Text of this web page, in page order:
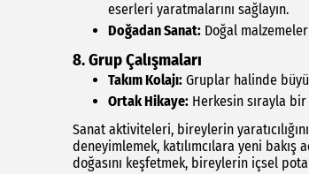
eserleri yaratmalarını sağlayın.
Doğadan Sanat: Doğal
8. Grup Çalışmaları
Takım Kolajı: Gruplar halinde
Ortak Hikaye: Herkesin sırayla
Sanat aktiviteleri, bireylerin
deneyimlemek, katılımcılara yeni bakış
doğasını keşfetmek, bireylerin içsel